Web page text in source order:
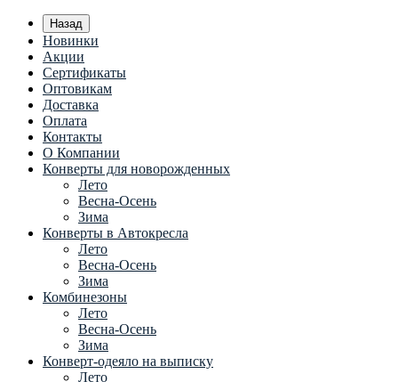
Назад
Новинки
Акции
Сертификаты
Оптовикам
Доставка
Оплата
Контакты
О Компании
Конверты для новорожденных
Лето
Весна-Осень
Зима
Конверты в Автокресла
Лето
Весна-Осень
Зима
Комбинезоны
Лето
Весна-Осень
Зима
Конверт-одеяло на выписку
Лето